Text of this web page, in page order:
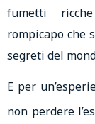
fumetti
rompicapo che
segreti del
E per
non perdere